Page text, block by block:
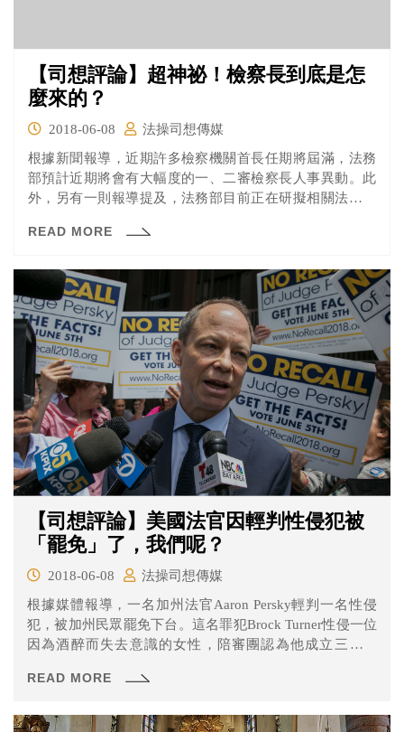
【司想評論】超神祕！檢察長到底是怎
麼來的？
2018-06-08
法操司想傳媒
根據新聞報導，近期許多檢察機關首長任期將屆滿，法務
部預計近期將會有大幅度的一、二審檢察長人事異動。此
外，另有一則報導提及，法務部目前正在研擬相關法條，
過遴選程序晉升檢察官。
READ MORE
【司想評論】美國法官因輕判性侵犯被
「罷免」了，我們呢？
2018-06-08
法操司想傳媒
根據媒體報導，一名加州法官Aaron Persky輕判一名性侵
犯，被加州民眾罷免下台。這名罪犯Brock Turner性侵一位
因為酒醉而失去意識的女性，陪審團認為他成立三個重
罪名足以讓Turner被判刑14年，但這名法官卻以過重的刑責
成危害為由，僅判決Turner有期徒刑6個月。引起全民激
READ MORE